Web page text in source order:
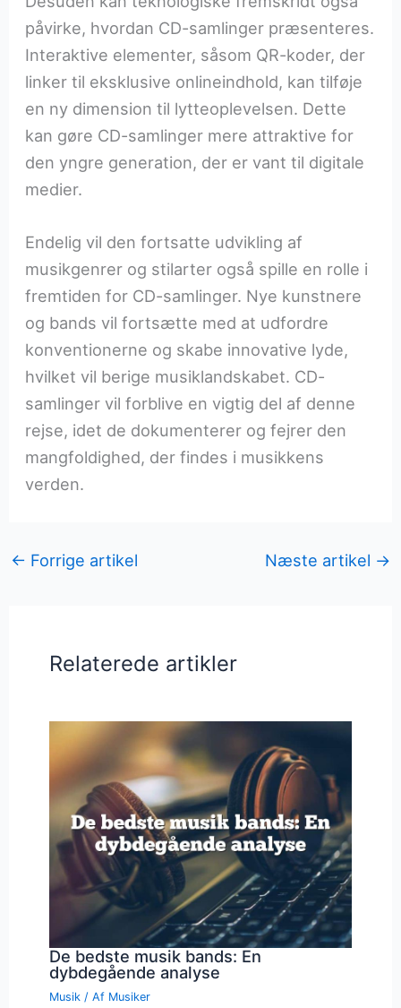
påvirke, hvordan CD-samlinger præsenteres.
Interaktive elementer, såsom QR-koder, der
linker til eksklusive onlineindhold, kan tilføje
en ny dimension til lytteoplevelsen. Dette
kan gøre CD-samlinger mere attraktive for
den yngre generation, der er vant til digitale
medier.
Endelig vil den fortsatte udvikling af
musikgenrer og stilarter også spille en rolle i
fremtiden for CD-samlinger. Nye kunstnere
og bands vil fortsætte med at udfordre
konventionerne og skabe innovative lyde,
hvilket vil berige musiklandskabet. CD-
samlinger vil forblive en vigtig del af denne
rejse, idet de dokumenterer og fejrer den
mangfoldighed, der findes i musikkens
verden.
← Forrige artikel Næste artikel →
Relaterede artikler
De bedste musik bands: En
dybdegående analyse
Musik / Af Musiker